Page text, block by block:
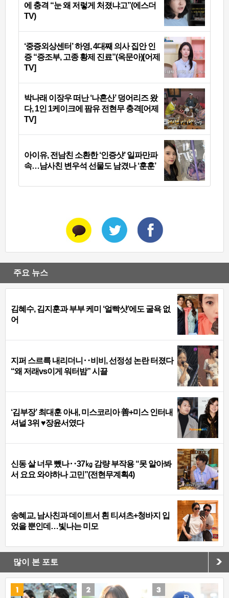
에 충격 “눈 왜 저렇게 처졌냐고”(에스더
TV)
‘중증외상센터’ 하영, 4대째 의사 집안 인
증 “증조부, 고종 황제 진료”(옥문아)[어제
TV]
박나래 이장우 떠난 ‘나혼산’ 덩어리즈 왔
다, 1인 1케이크에 팜유 전현무 충격[어제
TV]
아이유, 전남친 소환한 ‘인증샷’ 일파만파
속…남사친 변우석 선물도 남겼나 ‘훈훈’
주요 뉴스
김혜수, 김지훈과 부부 케미 ‘얼빡샷’에도 굴욕 없
어
지퍼 스르륵 내리더니‥비비, 선정성 논란 터졌다
“왜 저래vs이게 워터밤” 시끌
‘김부장’ 최대훈 아내, 미스코리아 善+미스 인터내
셔널 3위 ♥장윤서였다
신동 살 너무 뺐나‥37㎏ 감량 부작용 “못 알아봐
서 요요 와야하나 고민”(전현무계획4)
송혜교, 남사친과 데이트서 흰 티셔츠+청바지 입
었을 뿐인데…빛나는 미모
많이 본 포토